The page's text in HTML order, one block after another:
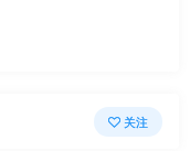
关注